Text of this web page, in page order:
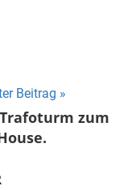
Beitrag
zum